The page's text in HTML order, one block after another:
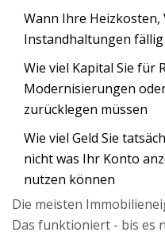
Wann Ihre
Instandhaltungen
Wie viel Kapital Sie für
Modernisierungen
zurücklegen müssen
Wie viel Geld Sie
nicht was Ihr Konto
nutzen können
Die meisten
Das funktioniert - bis es